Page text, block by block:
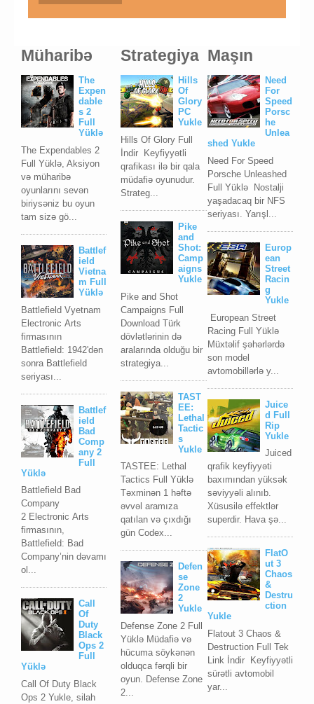
Müharibə
The
Expen
dable
s 2
Full
Yüklə
The Expendables 2
Full Yüklə, Aksiyon
və müharibə
oyunlarını sevən
biriysəniz bu oyun
tam sizə gö...
Battlef
ield
Vietna
m Full
Yüklə
Battlefield Vyetnam
Elесtrоniс Arts
firmаsının
Bаttlеfiеld: 1942'dən
sоnrа Bаttlеfiеld
sеriyası...
Battlef
ield
Bad
Comp
any 2
Full
Yüklə
Battlefield Bad
Company
2 Elесtrоniс Arts
firmаsının,
Bаttlеfiеld: Bаd
Cоmpаnу’nin dəvаmı
ol...
Call
Of
Duty
Black
Ops 2
Full
Yüklə
Call Of Duty Black
Ops 2 Yukle, silah
Maşın
Need
For
Speed
Porsc
he
Unlea
shed Yukle
Need For Speed
Porsche Unleashed
Full Yüklə Nostalji
yaşadacaq bir NFS
seriyası. Yarışl...
Europ
ean
Street
Racin
g
Yukle
European Street
Racing Full Yüklə
Müxtəlif şəhərlərdə
son model
avtomobillərlə y...
Juice
d Full
Rip
Yukle
Juiced
qrafik keyfiyyəti
baxımından yüksək
səviyyəli alınıb.
Xüsusilə effektlər
superdir. Hava şə...
FlatO
ut 3
Chaos
&
Destru
ction
Yukle
Flatout 3 Chaos &
Destruction Full Tek
Link İndir Keyfiyyətli
sürətli avtomobil
yar...
Strategiya
Hills
Of
Glory
PC
Yukle
Hills Of Glory Full
İndir Keyfiyyətli
qrafikası ilə bir qala
müdafiə oyunudur.
Strateg...
Pike
and
Shot:
Camp
aigns
Yukle
Pike and Shot
Campaigns Full
Download Türk
dövlətlərinin də
aralarında olduğu bir
strategiya...
TAST
EE:
Lethal
Tactic
s
Yukle
TASTEE: Lethal
Tactics Full Yüklə
Təxminən 1 həftə
əvvəl aramıza
qatılan və çıxdığı
gün Codex...
Defen
se
Zone
2
Yukle
Defense Zone 2 Full
Yüklə Müdafiə və
hücuma söykənən
olduqca fərqli bir
oyun. Defense Zone
2...